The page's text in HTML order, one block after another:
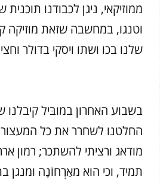
ממוזיקאי, ניגן לכבודנו
וטנגו, במחשבה שזאת מוזיקה
שלנו בכו ושתו ויסקי בדולר
בשבוע האחרון במובּיל
החלטנו לשחרר את כל
מודאג ורציתי להשתכר; רמון
תמיד, וכי הוא מאַרְחוֹנָה ומנגן